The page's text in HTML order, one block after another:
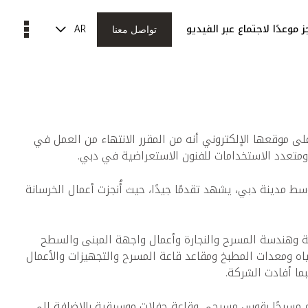
موعدًا لاجتماع عبر الفيديو تواصل معنا AR
موقعها الإلكتروني أنه من المقرر الانتهاء من العمل في
الاستخدامات للفنون الاستعراضية في دبي.
دبي، يشهد تقدمًا جيدًا، حيث أُنجزت أعمال الخرسانة
وهندسة المسرح والنجارة وأعمال واجهة المبنى والسطح
ومعدات المطبخ ومقاعد قاعة المسرح والتجهيزات والأعمال
أفادت الشركة.